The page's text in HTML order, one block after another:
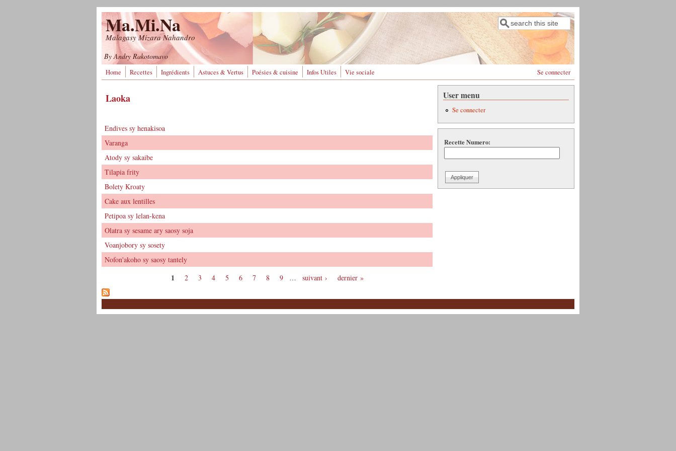
Ma.Mi.Na
Malagasy Mizara Nahandro
Formulaire de recherche
Rechercher
By Andry Rakotomavo
Home Recettes Ingrédients Astuces & Vertus Poésies & cuisine Infos Utiles Vie sociale Se connecter
Laoka
Endives sy henakisoa
Varanga
Atody sy sakaibe
Tilapia frity
Bolety Kroaty
Cake aux lentilles
Petipoa sy lelan-kena
Olatra sy sesame ary saosy soja
Voanjobory sy sosety
Nofon'akoho sy saosy tantely
1 2 3 4 5 6 7 8 9 … suivant › dernier »
User menu
Se connecter
Recette Numero: